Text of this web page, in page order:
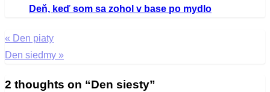
Deň, keď som sa zohol v base po mydlo
Navigácia
« Den piaty
Den siedmy »
2 thoughts on “Den siesty”